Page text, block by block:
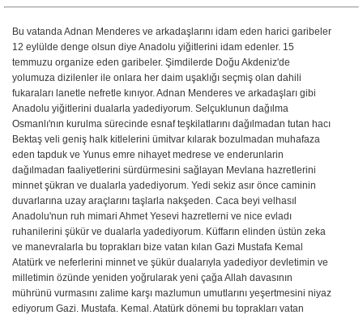
Bu vatanda Adnan Menderes ve arkadaşlarını idam eden harici garibeler
12 eylülde denge olsun diye Anadolu yiğitlerini idam edenler. 15
temmuzu organize eden garibeler. Şimdilerde Doğu Akdeniz'de
yolumuza dizilenler ile onlara her daim uşaklığı seçmiş olan dahili
fukaraları lanetle nefretle kınıyor. Adnan Menderes ve arkadaşları gibi
Anadolu yiğitlerini dualarla yadediyorum. Selçuklunun dağılma
Osmanlı'nın kurulma sürecinde esnaf teşkilatlarını dağılmadan tutan hacı
Bektaş veli geniş halk kitlelerini ümitvar kılarak bozulmadan muhafaza
eden tapduk ve Yunus emre nihayet medrese ve enderunlarin
dağılmadan faaliyetlerini sürdürmesini sağlayan Mevlana hazretlerini
minnet şükran ve dualarla yadediyorum. Yedi sekiz asır önce caminin
duvarlarına uzay araçlarını taşlarla nakşeden. Caca beyi velhasıl
Anadolu'nun ruh mimari Ahmet Yesevi hazretlerni ve nice evladı
ruhanilerini şükür ve dualarla yadediyorum. Küffarın elinden üstün zeka
ve manevralarla bu toprakları bize vatan kılan Gazi Mustafa Kemal
Atatürk ve neferlerini minnet ve şükür dualarıyla yadediyor devletimin ve
milletimin özünde yeniden yoğrularak yeni çağa Allah davasının
mührünü vurmasını zalime karşı mazlumun umutlarını yeşertmesini niyaz
ediyorum Gazi. Mustafa. Kemal. Atatürk dönemi bu toprakları vatan